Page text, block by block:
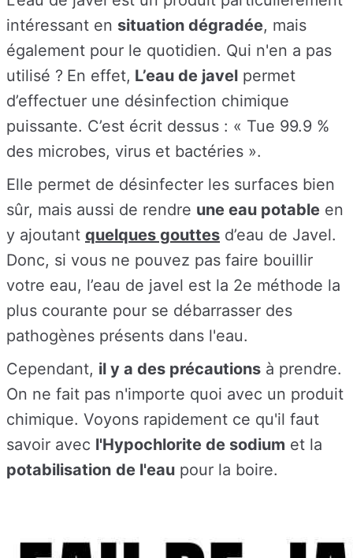
intéressant en situation dégradée, mais
également pour le quotidien. Qui n'en a pas
utilisé ? En effet, L’eau de javel permet
d’effectuer une désinfection chimique
puissante. C’est écrit dessus : « Tue 99.9 %
des microbes, virus et bactéries ».
Elle permet de désinfecter les surfaces bien
sûr, mais aussi de rendre une eau potable en
y ajoutant quelques gouttes d’eau de Javel.
Donc, si vous ne pouvez pas faire bouillir
votre eau, l’eau de javel est la 2e méthode la
plus courante pour se débarrasser des
pathogènes présents dans l'eau.
Cependant, il y a des précautions à prendre.
On ne fait pas n'importe quoi avec un produit
chimique. Voyons rapidement ce qu'il faut
savoir avec l'Hypochlorite de sodium et la
potabilisation de l'eau pour la boire.